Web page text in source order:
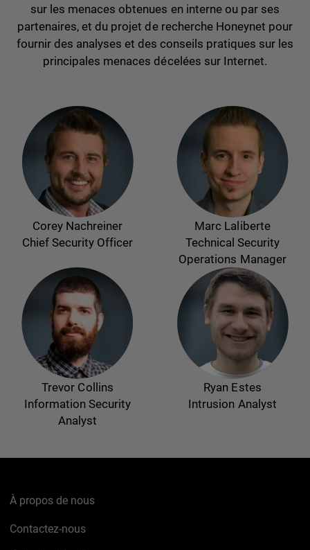
sur les menaces obtenues en interne ou par ses
partenaires, et du projet de recherche Honeynet pour
fournir des analyses et des conseils pratiques sur les
principales menaces décelées sur Internet.
Corey Nachreiner
Chief Security Officer
Marc Laliberte
Technical Security
Operations Manager
Trevor Collins
Information Security
Analyst
Ryan Estes
Intrusion Analyst
À propos de nous
Contactez-nous